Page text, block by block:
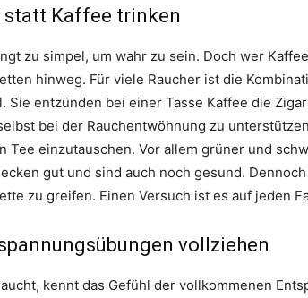
statt Kaffee trinken
zu simpel, um wahr zu sein. Doch wer
hinweg. Für viele Raucher ist die
Sie entzünden bei einer Tasse Kaffee die
bei der Rauchentwöhnung zu
Tee einzutauschen. Vor allem grüner und
gut und sind auch noch gesund.
zu greifen. Einen Versuch ist es auf jeden
vollziehen
kennt das Gefühl der vollkommenen